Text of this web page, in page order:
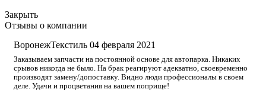
Закрыть
Отзывы о компании
ВоронежТекстиль 04 февраля 2021
Заказываем запчасти на постоянной основе для автопарка. Никаких
срывов никогда не было. На брак реагируют адекватно, своевременно
производят замену/допоставку. Видно люди профессионалы в своем
деле. Удачи и процветания на вашем поприще!